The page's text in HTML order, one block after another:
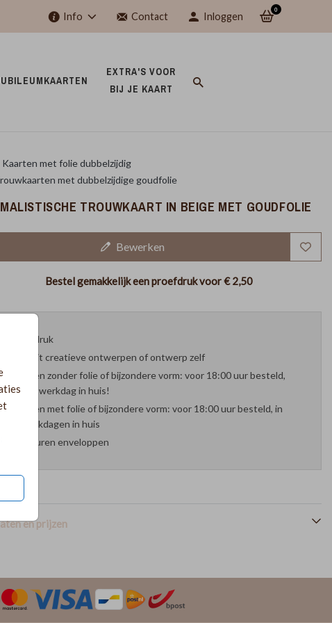
Info Contact Inloggen
0
EXTRA'S VOOR
BIJ JE KAART
Kaarten met folie dubbelzijdig
met dubbelzijdige goudfolie
TROUWKAART IN BEIGE MET GOUDFOLIE
Bewerken
Bestel gemakkelijk een proefdruk voor€ 2,50
Proefdruk
Kies uit creatieve ontwerpen of ontwerp zelf
Kaarten zonder folie of bijzondere vorm: voor 18:00 uur besteld,
werkdag in huis!
Kaarten met folie of bijzondere vorm: voor 18:00 uur besteld, in
twee werkdagen in huis
29 kleuren enveloppen
en prijzen